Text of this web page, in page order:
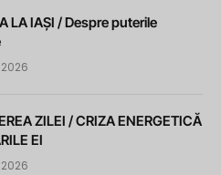
LA IAȘI / Despre puterile
ZILEI / CRIZA ENERGETICĂ
EI